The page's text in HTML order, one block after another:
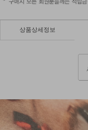
상품상세정보